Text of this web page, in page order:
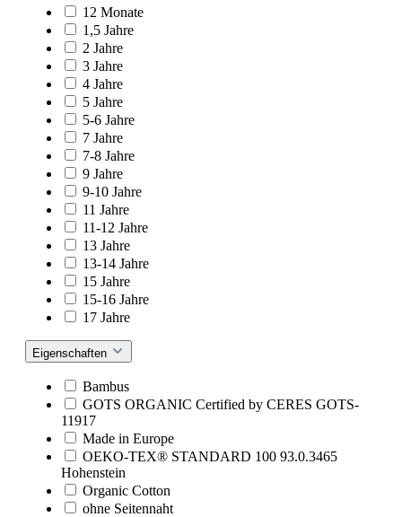
12 Monate
1,5 Jahre
2 Jahre
3 Jahre
4 Jahre
5 Jahre
5-6 Jahre
7 Jahre
7-8 Jahre
9 Jahre
9-10 Jahre
11 Jahre
11-12 Jahre
13 Jahre
13-14 Jahre
15 Jahre
15-16 Jahre
17 Jahre
Eigenschaften
Bambus
GOTS ORGANIC Certified by CERES GOTS-
11917
Made in Europe
OEKO-TEX® STANDARD 100 93.0.3465
Hohenstein
Organic Cotton
ohne Seitennaht